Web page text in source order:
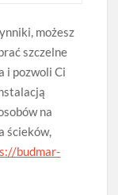
możesz
szczelne
i pozwoli Ci
na
ścieków,
budmar-